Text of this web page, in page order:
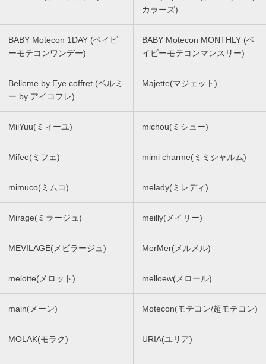
カラーズ)
BABY Motecon 1DAY (ベイビ
ーモテコンワンデー)
BABY Motecon MONTHLY (ベ
イビーモテコンマンスリー)
Belleme by Eye coffret (ベルミ
ー by アイコフレ)
Majette(マジェット)
MiiYuu(ミィーユ) michou(ミシュー)
Mifee(ミフェ) mimi charme(ミミシャルム)
mimuco(ミムコ) melady(ミレディ)
Mirage(ミラージュ) meilly(メイリー)
MEVILAGE(メビラージュ) MerMer(メルメル)
melotte(メロット) melloew(メロール)
main(メーン) Motecon(モテコン/超モテコン)
MOLAK(モラク) URIA(ユリア)